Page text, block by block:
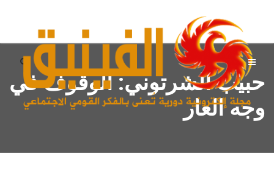
حبيب الشرتوني: الوقوف في
وجه العار